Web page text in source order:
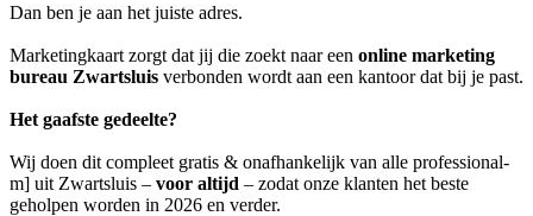
Dan ben je aan het juiste adres.
Marketingkaart zorgt dat jij die zoekt naar een online marketing
bureau Zwartsluis verbonden wordt aan een kantoor dat bij je past.
Het gaafste gedeelte?
Wij doen dit compleet gratis & onafhankelijk van alle professional-
m] uit Zwartsluis – voor altijd – zodat onze klanten het beste
geholpen worden in 2026 en verder.